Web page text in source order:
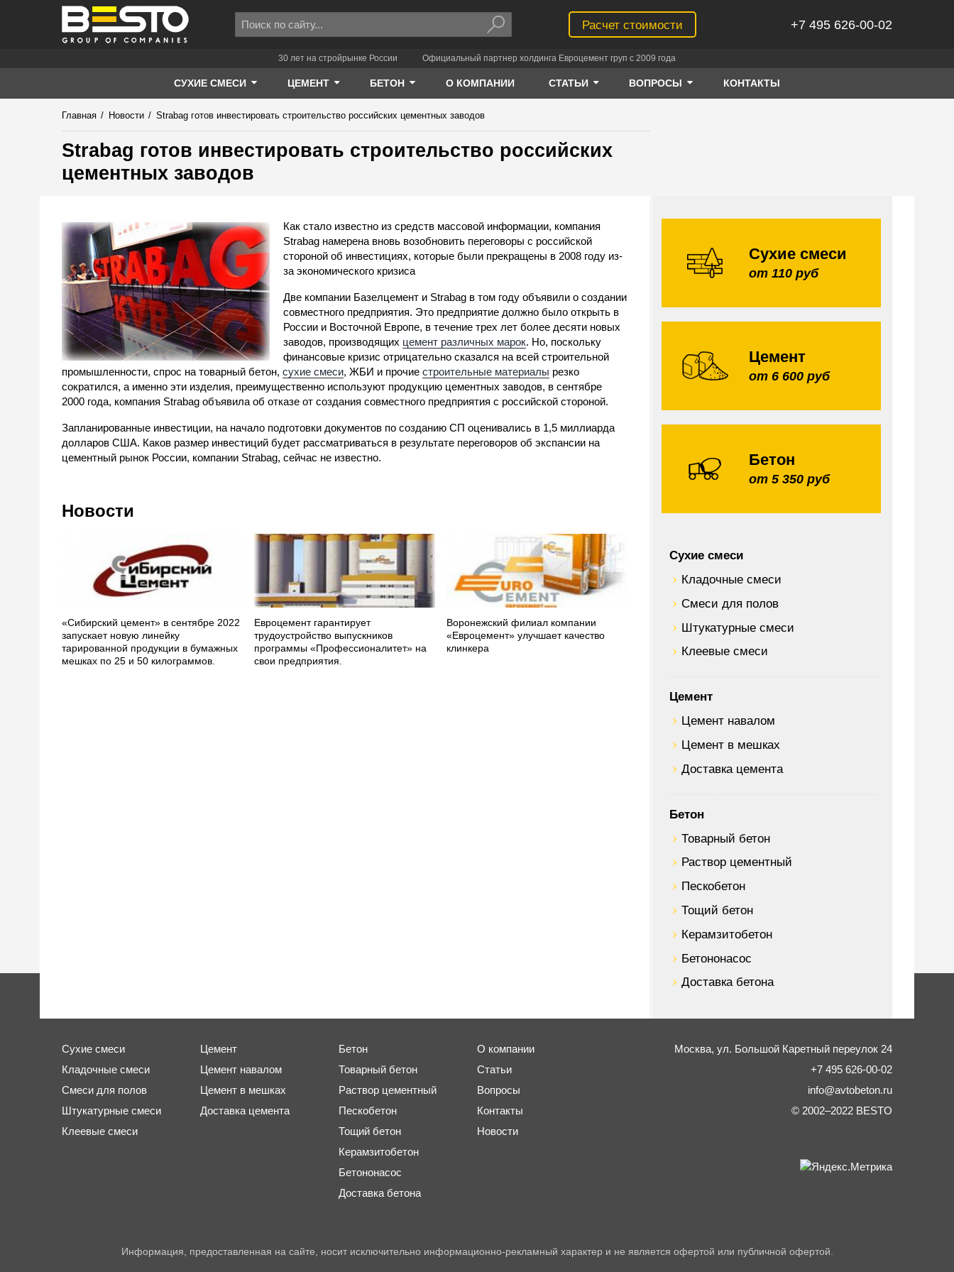
Расчет стоимости +7 495 626-00-02
30 лет на стройрынке России Официальный партнер холдинга Евроцемент груп с 2009 года
СУХИЕ СМЕСИ ЦЕМЕНТ БЕТОН О КОМПАНИИ СТАТЬИ ВОПРОСЫ КОНТАКТЫ
Главная / Новости / Strabag готов инвестировать строительство российских цементных заводов
Strabag готов инвестировать строительство российских
цементных заводов
Как стало известно из средств массовой информации, компания
Strabag намерена вновь возобновить переговоры с российской
стороной об инвестициях, которые были прекращены в 2008 году из-
за экономического кризиса
Две компании Базелцемент и Strabag в том году объявили о создании
совместного предприятия. Это предприятие должно было открыть в
России и Восточной Европе, в течение трех лет более десяти новых
заводов, производящих цемент различных марок. Но, поскольку
финансовые кризис отрицательно сказался на всей строительной
промышленности, спрос на товарный бетон, сухие смеси, ЖБИ и прочие строительные материалы резко
сократился, а именно эти изделия, преимущественно используют продукцию цементных заводов, в сентябре
2000 года, компания Strabag объявила об отказе от создания совместного предприятия с российской стороной.
Запланированные инвестиции, на начало подготовки документов по созданию СП оценивались в 1,5 миллиарда
долларов США. Каков размер инвестиций будет рассматриваться в результате переговоров об экспансии на
цементный рынок России, компании Strabag, сейчас не известно.
Новости
«Сибирский цемент» в сентябре 2022
запускает новую линейку
тарированной продукции в бумажных
мешках по 25 и 50 килограммов.
Евроцемент гарантирует
трудоустройство выпускников
программы «Профессионалитет» на
свои предприятия.
Воронежский филиал компании
«Евроцемент» улучшает качество
клинкера
Сухие смеси
от 110 руб
Цемент
от 6 600 руб
Бетон
от 5 350 руб
Сухие смеси
Кладочные смеси
Смеси для полов
Штукатурные смеси
Клеевые смеси
Цемент
Цемент навалом
Цемент в мешках
Доставка цемента
Бетон
Товарный бетон
Раствор цементный
Пескобетон
Тощий бетон
Керамзитобетон
Бетононасос
Доставка бетона
Сухие смеси
Кладочные смеси
Смеси для полов
Штукатурные смеси
Клеевые смеси
Цемент
Цемент навалом
Цемент в мешках
Доставка цемента
Бетон
Товарный бетон
Раствор цементный
Пескобетон
Тощий бетон
Керамзитобетон
Бетононасос
Доставка бетона
О компании
Статьи
Вопросы
Контакты
Новости
Москва, ул. Большой Каретный переулок 24
+7 495 626-00-02
info@avtobeton.ru
© 2002–2022 BESTO
Информация, предоставленная на сайте, носит исключительно информационно-рекламный характер и не является офертой или публичной офертой.